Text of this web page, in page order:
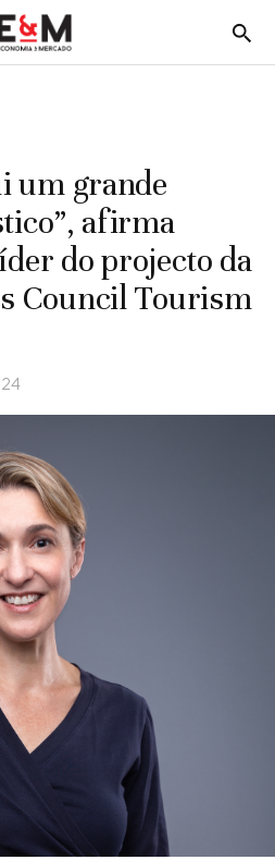
5
um grande
afirma
do projecto da
Council Tourism